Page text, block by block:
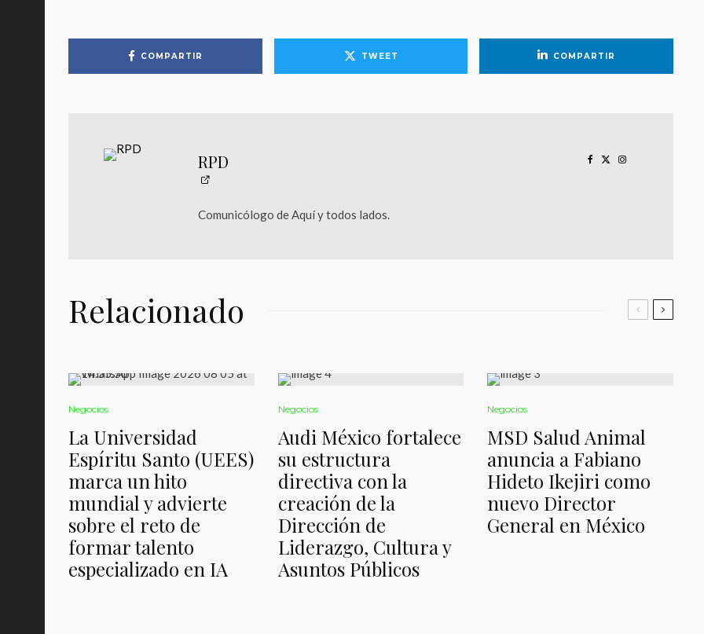
COMPARTIR TWEET COMPARTIR
RPD
Comunicólogo de Aquí y todos lados.
Relacionado
Negocios
La Universidad
Espíritu Santo (UEES)
marca un hito
mundial y advierte
sobre el reto de
formar talento
especializado en IA
Negocios
Audi México fortalece
su estructura
directiva con la
creación de la
Dirección de
Liderazgo, Cultura y
Asuntos Públicos
Negocios
MSD Salud Animal
anuncia a Fabiano
Hideto Ikejiri como
nuevo Director
General en México